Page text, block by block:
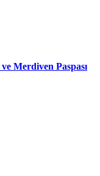
Merdiven Paspası